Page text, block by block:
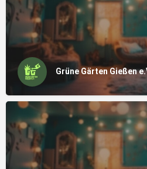
Grüne Gärten Gießen